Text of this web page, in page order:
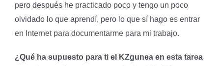
pero después he practicado poco y tengo un poco
olvidado lo que aprendí, pero lo que sí hago es entrar
en Internet para documentarme para mi trabajo.
¿Qué ha supuesto para ti el KZgunea en esta tarea